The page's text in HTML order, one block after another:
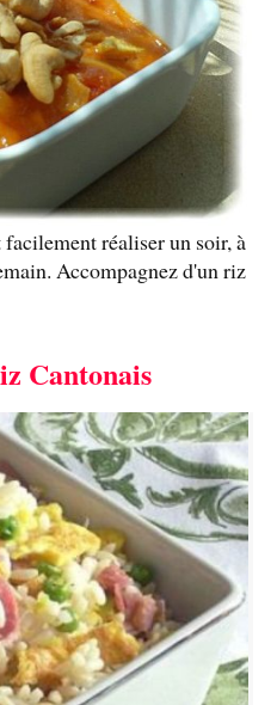
réaliser un soir, à
Accompagnez d'un riz
Cantonais